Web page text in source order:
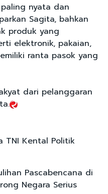
nyata dan
Sagita, bahkan
produk yang
elektronik, pakaian,
ranta pasok yang
dari pelanggaran
TNI Kental Politik
Pascabencana di
Negara Serius